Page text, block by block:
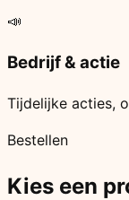
📣
Bedrijf & actie
Tijdelijke acties,
Bestellen
Kies een